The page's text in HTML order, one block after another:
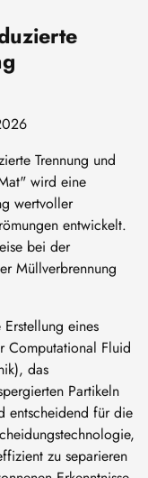
Trennung und
wird eine
wertvoller
entwickelt.
bei der
Müllverbrennung
eines
Computational Fluid
das
Partikeln
entscheidend für die
zu separieren